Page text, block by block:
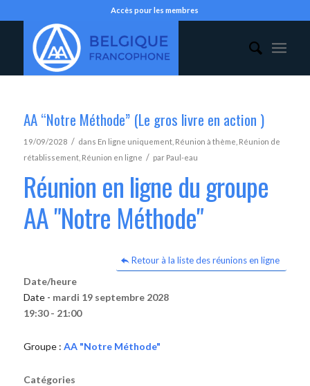
Accès pour les membres
AA “Notre Méthode” (Le gros livre en action )
19/09/2028 / dans En ligne uniquement, Réunion à thème Réunion de
rétablissement, Réunion en ligne / par Paul-eau
Réunion en ligne du groupe
AA "Notre Méthode"
Retour à la liste des réunions en ligne
Date/heure
Date - mardi 19 septembre 2028
19:30 - 21:00
Groupe : AA "Notre Méthode"
Catégories